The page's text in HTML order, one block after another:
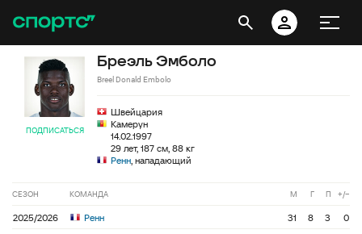
ПОДПИСАТЬСЯ
Бреэль Эмболо
Breel Donald Embolo
Швейцария
Камерун
14.02.1997
29 лет, 187 см, 88 кг
Ренн, нападающий
СЕЗОН КОМАНДА М Г П +/−
2025/2026 Ренн 31 8 3
0